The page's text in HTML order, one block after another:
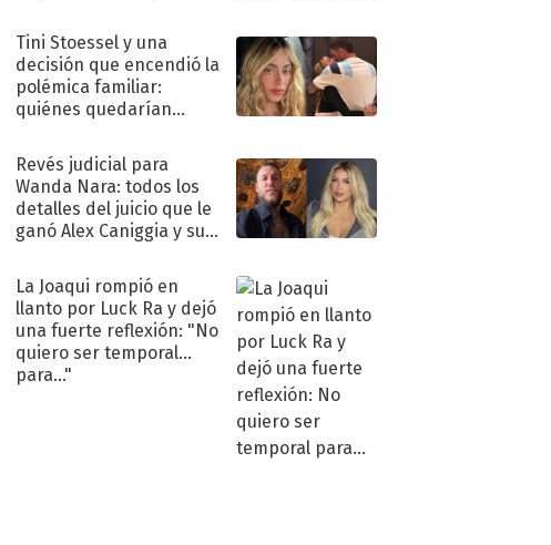
Tini Stoessel y una
decisión que encendió la
polémica familiar:
quiénes quedarían
Revés judicial para
Wanda Nara: todos los
detalles del juicio que le
ganó Alex Caniggia y sus
La Joaqui rompió en
llanto por Luck Ra y dejó
una fuerte reflexión: "No
quiero ser temporal
para..."